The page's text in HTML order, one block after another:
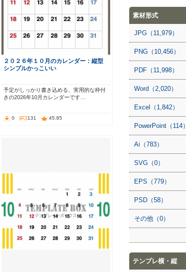
２０２６年１０月のカレンダー：縦型
シンプルかっこいい
予定がしっかり書き込める、実用的な枠付
きの2026年10月カレンダーです…
0 131 45.85
素材形式
JPG（11,979）
PNG（10,456）
PDF（11,998）
Word（2,020）
Excel（1,842）
PowerPoint（114）
Ai（783）
SVG（0）
EPS（779）
PSD（58）
その他（0）
テンプレ横・縦